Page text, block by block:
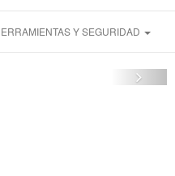
Y SEGURIDAD